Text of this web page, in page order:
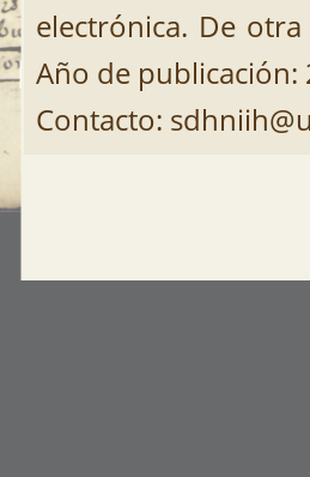
electrónica. De
Año de publicación:
Contacto: